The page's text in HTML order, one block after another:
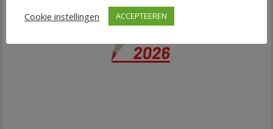
Cookie instellingen
ACCEPTEEREN